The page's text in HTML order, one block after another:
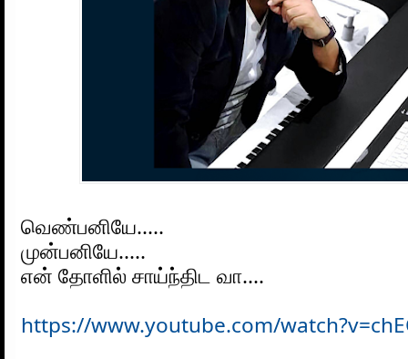
வெண்பனியே.....
முன்பனியே.....
என் தோளில் சாய்ந்திட வா....
https://www.youtube.com/